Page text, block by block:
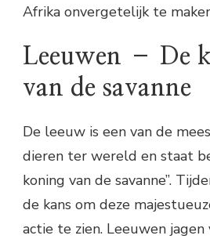
Afrika onvergetelijk te
Leeuwen – De
van de savanne
De leeuw is een van de
dieren ter wereld en staat
koning van de savanne”.
de kans om deze
actie te zien. Leeuwen